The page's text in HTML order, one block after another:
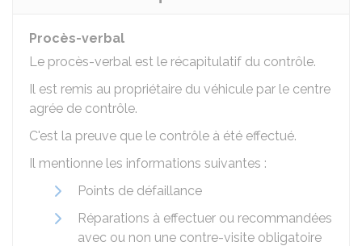
Procès-verbal
Le procès-verbal est le récapitulatif du contrôle.
Il est remis au propriétaire du véhicule par le centre
agrée de contrôle.
C'est la preuve que le contrôle à été effectué.
Il mentionne les informations suivantes :
Points de défaillance
Réparations à effectuer ou recommandées
avec ou non une contre-visite obligatoire